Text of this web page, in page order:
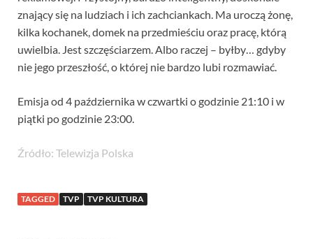
znający się na ludziach i ich zachciankach. Ma uroczą żonę,
kilka kochanek, domek na przedmieściu oraz pracę, którą
uwielbia. Jest szczęściarzem. Albo raczej – byłby… gdyby
nie jego przeszłość, o której nie bardzo lubi rozmawiać.
Emisja od 4 października w czwartki o godzinie 21:10 i w
piątki po godzinie 23:00.
Źródło: Telewizja Polska
TAGGED TVP TVP KULTURA